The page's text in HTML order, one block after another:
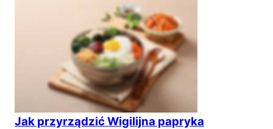
Jak przyrządzić Wigilijna papryka